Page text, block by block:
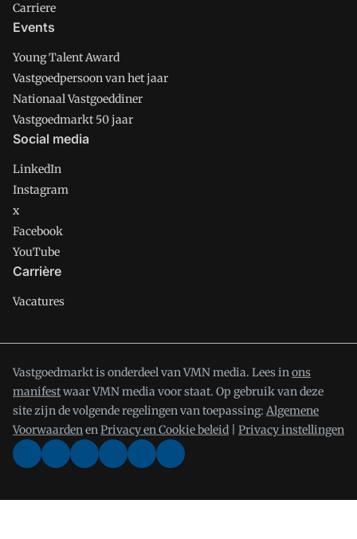
Carriere
Events
Young Talent Award
Vastgoedpersoon van het jaar
Nationaal Vastgoeddiner
Vastgoedmarkt 50 jaar
Social media
LinkedIn
Instagram
x
Facebook
YouTube
Carrière
Vacatures
Vastgoedmarkt is onderdeel van VMN media. Lees inons
manifestwaar VMN media voor staat. Op gebruik van deze
site zijn de volgende regelingen van toepassing: Algemene
VoorwaardenenPrivacy en Cookie beleid Privacy instellingen